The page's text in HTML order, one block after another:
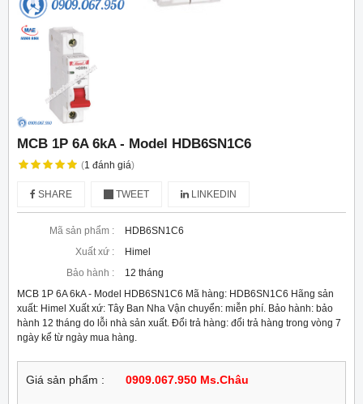
MCB 1P 6A 6kA - Model HDB6SN1C6
(1 đánh giá)
SHARE TWEET LINKEDIN
Mã sản phẩm :
HDB6SN1C6
Xuất xứ :
Himel
Bảo hành :
12 tháng
MCB 1P 6A 6kA - Model HDB6SN1C6 Mã hàng: HDB6SN1C6 Hãng sản
xuất: Himel Xuất xứ: Tây Ban Nha Vận chuyển: miễn phí. Bảo hành: bảo
hành 12 tháng do lỗi nhà sản xuất. Đổi trả hàng: đổi trả hàng trong vòng 7
ngày kể từ ngày mua hàng.
Giá sản phẩm : 0909.067.950 Ms.Châu